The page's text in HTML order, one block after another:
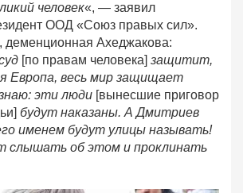
человек«, — заявил
ООД «Союз правых сил».
деменционная Ахеджакова:
[по правам человека] защитит,
Европа, весь мир защищает
эти люди [вынесшие приговор
будут наказаны. А Дмитриев
именем будут улицы называть!
слышать об этом и проклинать